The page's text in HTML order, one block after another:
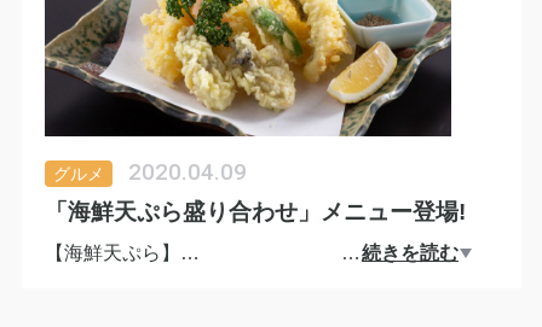
グルメ 2020.04.09
「海鮮天ぷら盛り合わせ」メニュー登場!
【海鮮天ぷら】
…続きを読む